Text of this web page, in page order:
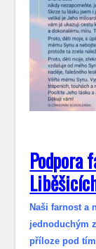
Podpora
Naši farnost a
jednoduchým
příloze pod